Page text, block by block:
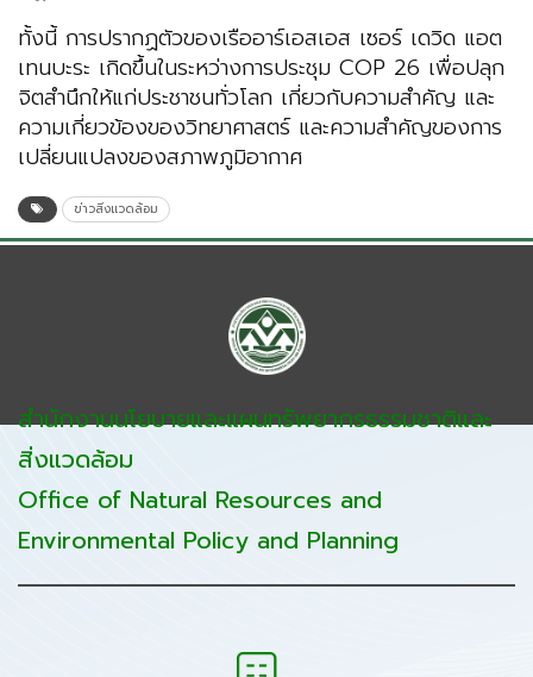
ทั้งนี้ การปรากฏตัวของเรืออาร์เอสเอส เซอร์ เดวิด แอต
เทนบะระ เกิดขึ้นในระหว่างการประชุม COP 26 เพื่อปลุก
จิตสำนึกให้แก่ประชาชนทั่วโลก เกี่ยวกับความสำคัญ และ
ความเกี่ยวข้องของวิทยาศาสตร์ และความสำคัญของการ
เปลี่ยนแปลงของสภาพภูมิอากาศ
ข่าวสิ่งแวดล้อม
สำนักงานนโยบายและแผนทรัพยากรธรรมชาติและ
สิ่งแวดล้อม
Office of Natural Resources and
Environmental Policy and Planning